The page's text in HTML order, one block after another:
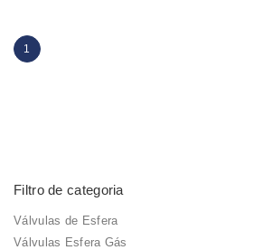
1
Filtro de categoria
Válvulas de Esfera
Válvulas Esfera Gás